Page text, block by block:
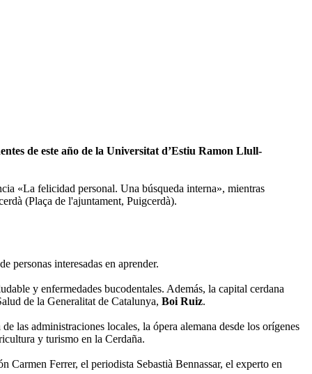
de este año de la Universitat d’Estiu Ramon Llull-
«La felicidad personal. Una búsqueda interna», mientras
(Plaça de l'ajuntament, Puigcerdà).
personas interesadas en aprender.
y enfermedades bucodentales. Además, la capital cerdana
de la Generalitat de Catalunya, Boi Ruiz.
las administraciones locales, la ópera alemana desde los orígenes
y turismo en la Cerdaña.
Ferrer, el periodista Sebastià Bennassar, el experto en